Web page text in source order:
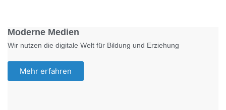
Moderne Medien
Wir nutzen die digitale Welt für Bildung und Erziehung
Mehr erfahren